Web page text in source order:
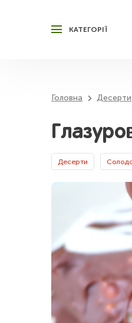
КАТЕГОРІЇ
Головна Десерти
Десерти